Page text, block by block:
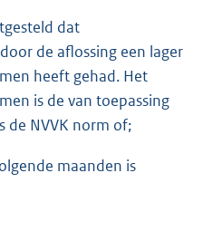
dat
de aflossing een lager
heeft gehad. Het
is de van toepassing
de NVVK norm of;
maanden is